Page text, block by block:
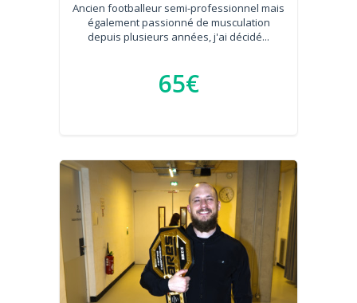
Ancien footballeur semi-professionnel mais
également passionné de musculation
depuis plusieurs années, j'ai décidé...
65€